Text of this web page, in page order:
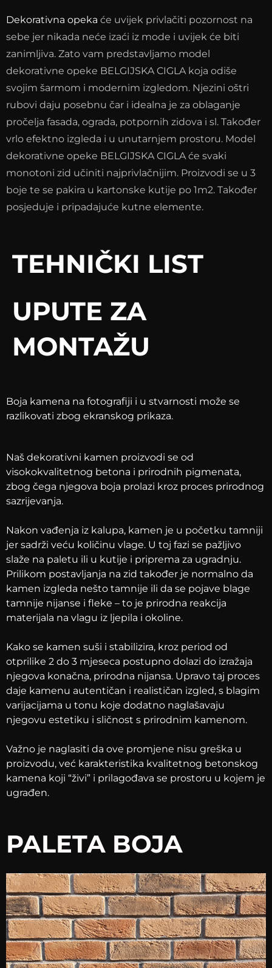
Dekorativna opeka će uvijek privlačiti pozornost na
sebe jer nikada neće izaći iz mode i uvijek će biti
zanimljiva. Zato vam predstavljamo model
dekorativne opeke BELGIJSKA CIGLA koja odiše
svojim šarmom i modernim izgledom. Njezini oštri
rubovi daju posebnu čar i idealna je za oblaganje
pročelja fasada, ograda, potpornih zidova i sl. Također
vrlo efektno izgleda i u unutarnjem prostoru. Model
dekorativne opeke BELGIJSKA CIGLA će svaki
monotoni zid učiniti najprivlačnijim. Proizvodi se u 3
boje te se pakira u kartonske kutije po 1m2. Također
posjeduje i pripadajuće kutne elemente.
TEHNIČKI LIST
UPUTE ZA
MONTAŽU
Boja kamena na fotografiji i u stvarnosti može se
razlikovati zbog ekranskog prikaza.
Naš dekorativni kamen proizvodi se od
visokokvalitetnog betona i prirodnih pigmenata,
zbog čega njegova boja prolazi kroz proces prirodnog
sazrijevanja.
Nakon vađenja iz kalupa, kamen je u početku tamniji
jer sadrži veću količinu vlage. U toj fazi se pažljivo
slaže na paletu ili u kutije i priprema za ugradnju.
Prilikom postavljanja na zid također je normalno da
kamen izgleda nešto tamnije ili da se pojave blage
tamnije nijanse i fleke – to je prirodna reakcija
materijala na vlagu iz ljepila i okoline.
Kako se kamen suši i stabilizira, kroz period od
otprilike 2 do 3 mjeseca postupno dolazi do izražaja
njegova konačna, prirodna nijansa. Upravo taj proces
daje kamenu autentičan i realističan izgled, s blagim
varijacijama u tonu koje dodatno naglašavaju
njegovu estetiku i sličnost s prirodnim kamenom.
Važno je naglasiti da ove promjene nisu greška u
proizvodu, već karakteristika kvalitetnog betonskog
kamena koji “živi” i prilagođava se prostoru u kojem je
ugrađen.
PALETA BOJA